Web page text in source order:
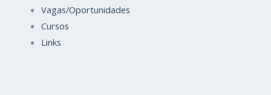
Vagas/Oportunidades
Cursos
Links